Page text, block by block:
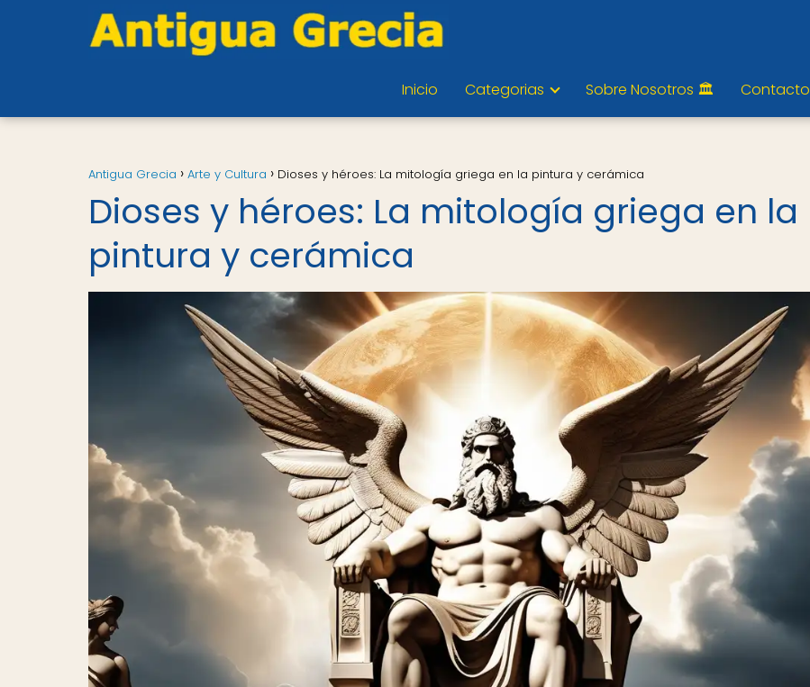
Inicio Categorias Sobre Nosotros 🏛️ Contacto
Antigua Grecia Arte y Cultura Dioses y héroes: La mitología griega en la pintura y cerámica
Dioses y héroes: La mitología griega en la
pintura y cerámica